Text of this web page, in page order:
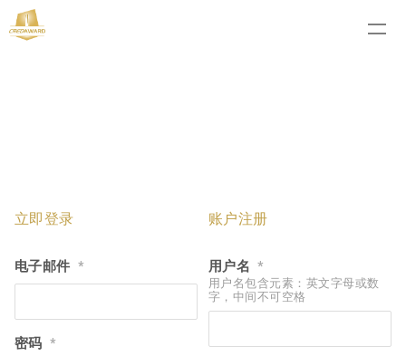
立即登录
电子邮件 *
密码 *
账户注册
用户名 *
用户名包含元素：英文字母或数
字，中间不可空格